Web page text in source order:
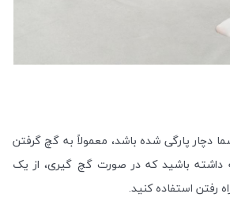
دچار پارگی شده باشد، معمولاً به گچ گرفتن
داشته باشید که در صورت گچ گیری، از یک
رفتن استفاده کنید.